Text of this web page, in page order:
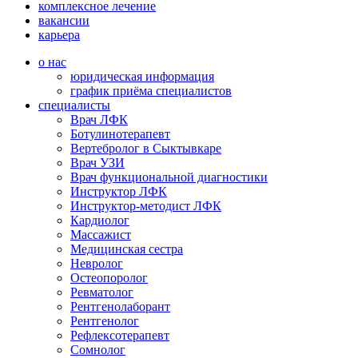
комплексное лечение
вакансии
карьера
о нас
юридическая информация
график приёма специалистов
специалисты
Врач ЛФК
Ботулинотерапевт
Вертебролог в Сыктывкаре
Врач УЗИ
Врач функциональной диагностики
Инструктор ЛФК
Инструктор-методист ЛФК
Кардиолог
Массажист
Медицинская сестра
Невролог
Остеопоролог
Ревматолог
Рентгенолаборант
Рентгенолог
Рефлексотерапевт
Сомнолог